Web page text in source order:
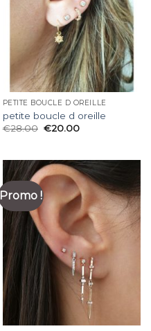
PETITE BOUCLE D OREILLE
petite boucle d oreille
€28.00 €20.00
Promo !